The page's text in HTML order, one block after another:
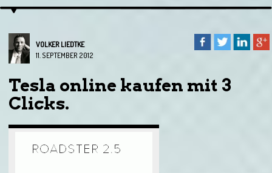
VOLKER LIEDTKE
11. SEPTEMBER 2012
Tesla online kaufen mit 3
Clicks.